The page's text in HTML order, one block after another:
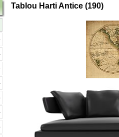
Tablou Harti Antice (190)